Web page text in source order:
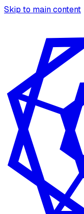
Skip to main content